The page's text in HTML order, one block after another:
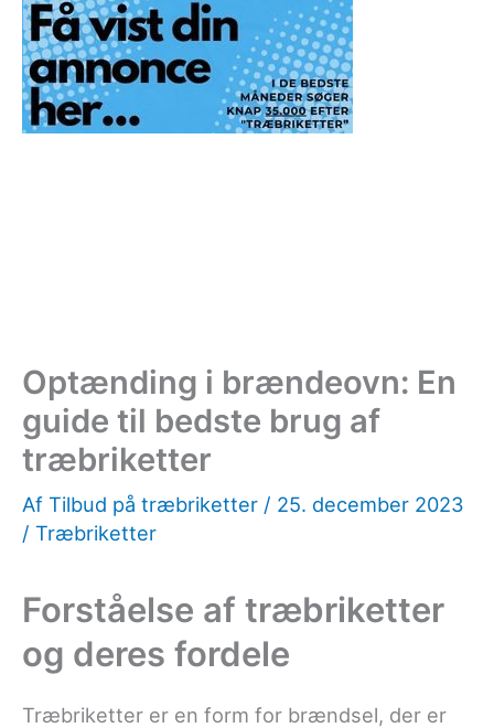
Optænding i brændeovn: En
guide til bedste brug af
træbriketter
Af Tilbud på træbriketter / 25. december 2023
/ Træbriketter
Forståelse af træbriketter
og deres fordele
Træbriketter er en form for brændsel, der er